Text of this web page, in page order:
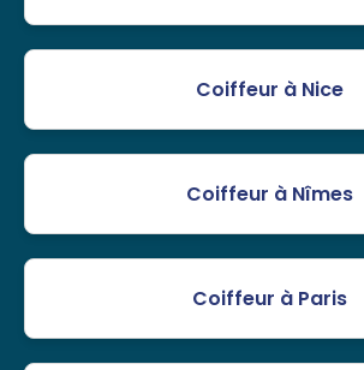
Coiffeur à Nice
Coiffeur à Nîmes
Coiffeur à Paris